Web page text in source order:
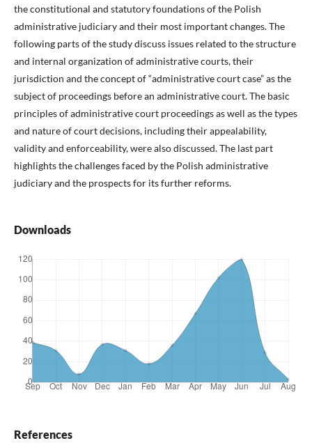
the constitutional and statutory foundations of the Polish
administrative judiciary and their most important changes. The
following parts of the study discuss issues related to the structure
and internal organization of administrative courts, their
jurisdiction and the concept of “administrative court case” as the
subject of proceedings before an administrative court. The basic
principles of administrative court proceedings as well as the types
and nature of court decisions, including their appealability,
validity and enforceability, were also discussed. The last part
highlights the challenges faced by the Polish administrative
judiciary and the prospects for its further reforms.
Downloads
References